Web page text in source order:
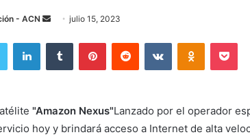
- ACN
u
n
julio 15, 2023
"Amazon Nexus"Lanzado por el operador
hoy y brindará acceso a Internet de alta